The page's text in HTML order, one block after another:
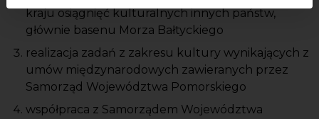
Jednocześnie informujemy, że Państwa dane są
przetwarzane w sposób bezpieczny, z należytą
starannością i zgodnie z obowiązującymi przepisami.
kraju osiągnięć kulturalnych innych państw,
głównie basenu Morza Bałtyckiego
realizacja zadań z zakresu kultury wynikających z
umów międzynarodowych zawieranych przez
Samorząd Województwa Pomorskiego
współpraca z Samorządem Województwa